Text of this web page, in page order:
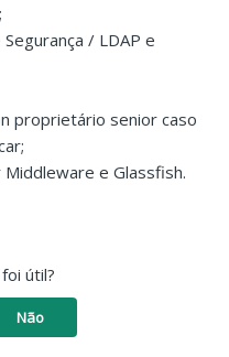
/ LDAP e
proprietário senior caso
Middleware e Glassfish.
útil?
Não